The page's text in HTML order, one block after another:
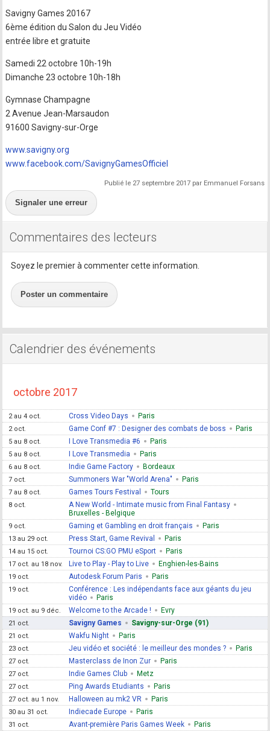
Savigny Games 20167
6ème édition du Salon du Jeu Vidéo
entrée libre et gratuite
Samedi 22 octobre 10h-19h
Dimanche 23 octobre 10h-18h
Gymnase Champagne
2 Avenue Jean-Marsaudon
91600 Savigny-sur-Orge
www.savigny.org
www.facebook.com/SavignyGamesOfficiel
Publié le 27 septembre 2017 par Emmanuel Forsans
Signaler une erreur
Commentaires des lecteurs
Soyez le premier à commenter cette information.
Poster un commentaire
Calendrier des événements
octobre 2017
2 au 4 oct. Cross Video Days Paris
2 oct. Game Conf #7 : Designer des combats de boss Paris
5 au 8 oct. I Love Transmedia #6 Paris
5 au 8 oct. I Love Transmedia Paris
6 au 8 oct. Indie Game Factory Bordeaux
7 oct. Summoners War "World Arena" Paris
7 au 8 oct. Games Tours Festival Tours
8 oct.
A New World - Intimate music from Final Fantasy
Bruxelles - Belgique
9 oct. Gaming et Gambling en droit français Paris
13 au 29 oct. Press Start, Game Revival Paris
14 au 15 oct. Tournoi CS:GO PMU eSport Paris
17 oct. au 18 nov. Live to Play - Play to Live Enghien-les-Bains
19 oct. Autodesk Forum Paris Paris
19 oct.
Conférence : Les indépendants face aux géants du jeu
vidéo
Paris
19 oct. au 9 déc. Welcome to the Arcade ! Evry
21 oct. Savigny Games Savigny-sur-Orge (91)
21 oct. Wakfu Night Paris
23 oct. Jeu vidéo et société : le meilleur des mondes ? Paris
27 oct. Masterclass de Inon Zur Paris
27 oct. Indie Games Club Metz
27 oct. Ping Awards Etudiants Paris
27 oct. au 1 nov. Halloween au mk2 VR Paris
30 au 31 oct. Indiecade Europe Paris
31 oct. Avant-première Paris Games Week Paris